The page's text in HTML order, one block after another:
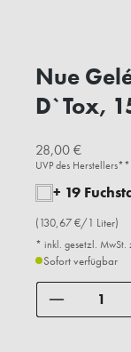
Nue
D`Tox,
28,00 €
UVP des Herstellers**
+ 19
(130,67 €/1 Liter)
* inkl. gesetzl. MwSt.
Sofort verfügbar